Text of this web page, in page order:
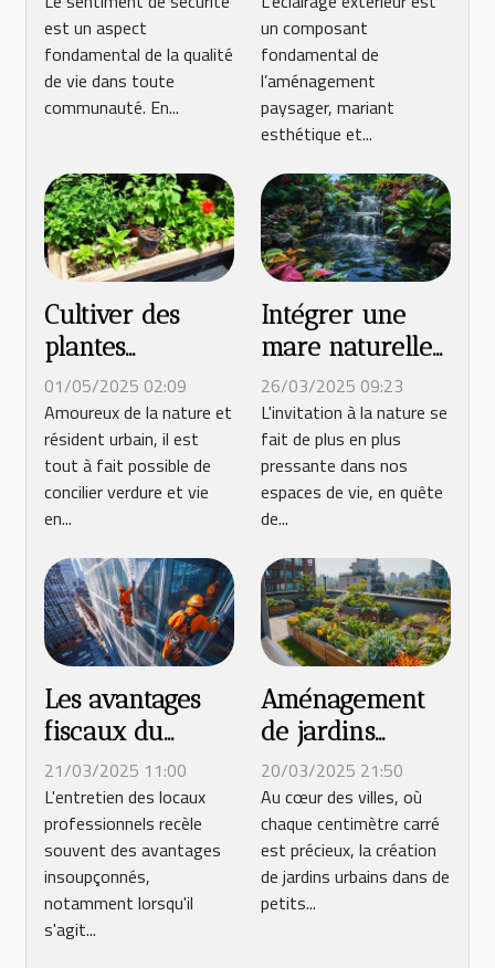
pour 2025 ?
est un aspect
fondamental de la qualité
de vie dans toute
communauté. En...
solaires et LED
pour jardins et
terrasses
un composant
fondamental de
l’aménagement
paysager, mariant
esthétique et...
Cultiver des
plantes
aromatiques en
balcon profiter
de saveurs
fraîches en
ville
01/05/2025 02:09
Amoureux de la nature et
résident urbain, il est
tout à fait possible de
concilier verdure et vie
en...
Intégrer une
mare naturelle
dans votre
jardin favorisez
la biodiversité
et la détente
26/03/2025 09:23
L'invitation à la nature se
fait de plus en plus
pressante dans nos
espaces de vie, en quête
de...
Les avantages
fiscaux du
nettoyage de
vitres par une
entreprise
spécialisée
21/03/2025 11:00
L'entretien des locaux
professionnels recèle
souvent des avantages
insoupçonnés,
notamment lorsqu'il
s'agit...
Aménagement
de jardins
urbains petits
espaces et
astuces
20/03/2025 21:50
Au cœur des villes, où
chaque centimètre carré
est précieux, la création
de jardins urbains dans de
petits...